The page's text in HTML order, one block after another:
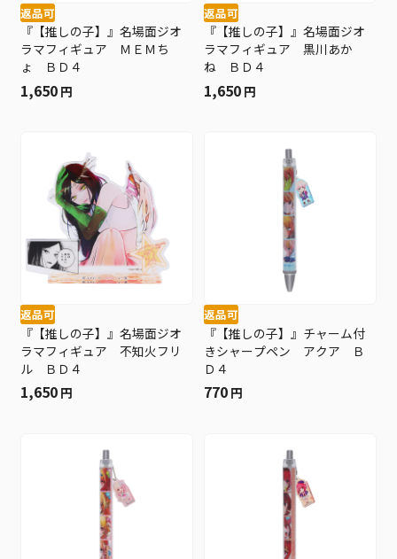
返品可
『【推しの子】』名場面ジオ
ラマフィギュア ＭＥＭち
ょ ＢＤ４
1,650 円
返品可
『【推しの子】』名場面ジオ
ラマフィギュア 黒川あか
ね ＢＤ４
1,650 円
返品可
『【推しの子】』名場面ジオ
ラマフィギュア 不知火フリ
ル ＢＤ４
1,650 円
返品可
『【推しの子】』チャーム付
きシャープペン アクア Ｂ
Ｄ４
770 円